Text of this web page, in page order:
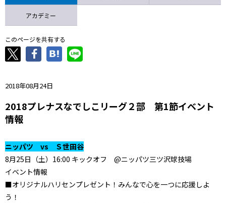
アカデミー
このページを共有する
2018年08月24日
2018プレナスなでしこリーグ２部 第1節イベント
情報
ニッパツ vs Ｓ世田谷
8月25日（土）16:00 キックオフ @ニッパツ三ツ沢球技場
イベント情報
■オリジナルハリセンプレゼント！みんなで心を一つに応援しよ
う！